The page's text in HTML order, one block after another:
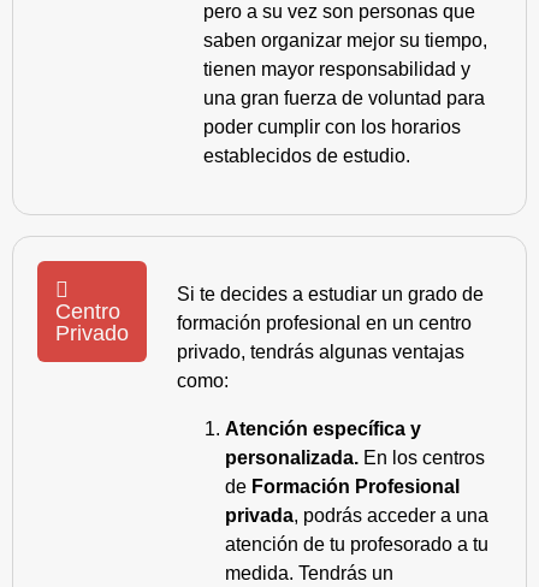
pero a su vez son personas que
saben organizar mejor su tiempo,
tienen mayor responsabilidad y
una gran fuerza de voluntad para
poder cumplir con los horarios
establecidos de estudio.
Centro
Privado
Si te decides a estudiar un grado de
formación profesional en un centro
privado, tendrás algunas ventajas
como:
Atención específica y
personalizada. En los centros
de Formación Profesional
privada, podrás acceder a una
atención de tu profesorado a tu
medida. Tendrás un